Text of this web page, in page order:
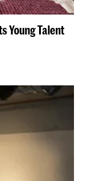
Young Talent